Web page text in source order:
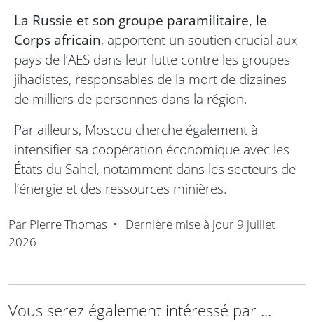
La Russie et son groupe paramilitaire, le
Corps africain, apportent un soutien crucial aux
pays de l’AES dans leur lutte contre les groupes
jihadistes, responsables de la mort de dizaines
de milliers de personnes dans la région.
Par ailleurs, Moscou cherche également à
intensifier sa coopération économique avec les
États du Sahel, notamment dans les secteurs de
l’énergie et des ressources minières.
Par Pierre Thomas • Dernière mise à jour 9 juillet
2026
Vous serez également intéressé par ...